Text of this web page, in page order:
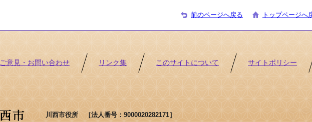
前のページへ戻る トップページへ
ご意見・お問い合わせ リンク集 このサイトについて サイトポリシー
川西市役所 ［法人番号：9000020282171］